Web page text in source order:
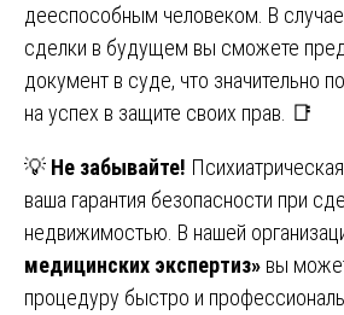
дееспособным человеком. В
сделки в будущем вы сможете
документ в суде, что значительно
на успех в защите своих прав. 📑
💡 Не забывайте!
ваша гарантия безопасности при
недвижимостью. В нашей
медицинских экспертиз» вы
процедуру быстро и